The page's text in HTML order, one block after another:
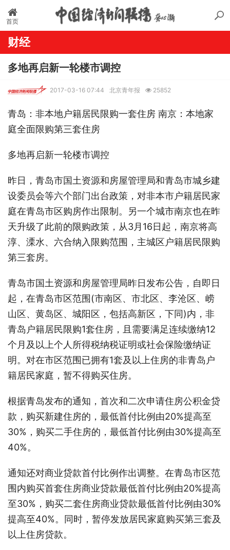
首页
财经
多地再启新一轮楼市调控
2017-03-16 07:44 北京青年报 25852
青岛：非本地户籍居民限购一套住房 南京：本地家
庭全面限购第三套住房
多地再启新一轮楼市调控
昨日，青岛市国土资源和房屋管理局和青岛市城乡建
设委员会等六个部门出台政策，对非本市户籍居民家
庭在青岛市区购房作出限制。另一个城市南京也在昨
天升级了此前的限购政策，从3月16日起，南京将高
淳、溧水、六合纳入限购范围，主城区户籍居民限购
第三套房。
青岛市国土资源和房屋管理局昨日发布公告，自即日
起，在青岛市区范围(市南区、市北区、李沧区、崂
山区、黄岛区、城阳区，包括高新区，下同)内，非
青岛户籍居民限购1套住房，且需要满足连续缴纳12
个月及以上个人所得税纳税证明或社会保险缴纳证
明。对在市区范围已拥有1套及以上住房的非青岛户
籍居民家庭，暂不得购买住房。
根据青岛发布的通知，首次和二次申请住房公积金贷
款，购买新建住房的，最低首付比例由20%提高至
30%，购买二手住房的，最低首付比例由30%提高至
40%。
通知还对商业贷款首付比例作出调整。在青岛市区范
围内购买首套住房商业贷款最低首付比例由20%提高
至30%，购买二套住房商业贷款最低首付比例由30%
提高至40%。同时，暂停发放居民家庭购买第三套及
以上住房贷款。